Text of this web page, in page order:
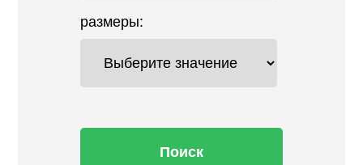
размеры:
Поиск